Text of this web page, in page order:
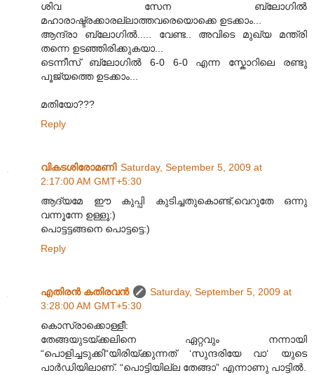
ശിവ സേന ബ്ലോഗില്‍
മഹാരാഷ്ട്രക്കാരല്ലാത്തവരെയൊക്കെ ഉടക്കാം...
ആന്ദ്രാ ബ്ലോഗില്‍..... വേണ്ട.. അവിടെ മുഖ്യ മന്ത്രി
തന്നെ ഉടഞ്ഞിരിക്കുകയാ...
ടെന്നീസ് ബ്ലോഗില്‍ 6-0 6-0 എന്ന സ്കോറിലെ രണ്ടു
പൂജ്യത്തെ ഉടക്കാം...
മതിയോ???
Reply
വികടശിരോമണി Saturday, September 5, 2009 at
2:17:00 AM GMT+5:30
ആദ്യമേ ഈ കുപ്പി കുടിച്ചതുകൊണ്ട്,വെറുതേ ഒന്നു
വന്നൂന്നേ ഉള്ളൂ:)
പൊട്ടട്ടങ്ങനെ പൊട്ടട്ടെ:)
Reply
എതിരന്‍ കതിരവന്‍
Saturday, September 5, 2009 at
3:28:00 AM GMT+5:30
കൊസ്രാക്കൊള്ളീ:
തേങ്ങയുടയ്ക്കലിനെ ഏറ്റവും നന്നായി
“പൊളിച്ചടുക്കി“യിരിയ്ക്കുന്നത് ‘സുന്ദരിയേ വാ‘ യുടെ
പാർഡിയിലാണ്. “പൊട്ടിയില്ല തേങ്ങാ” എന്നാണു പാട്ടിൽ.